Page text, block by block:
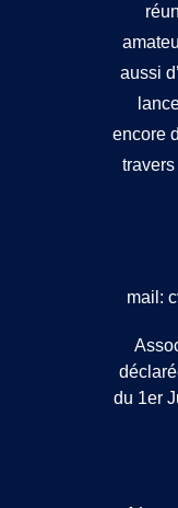
aussi
encore
mail:
du 1er